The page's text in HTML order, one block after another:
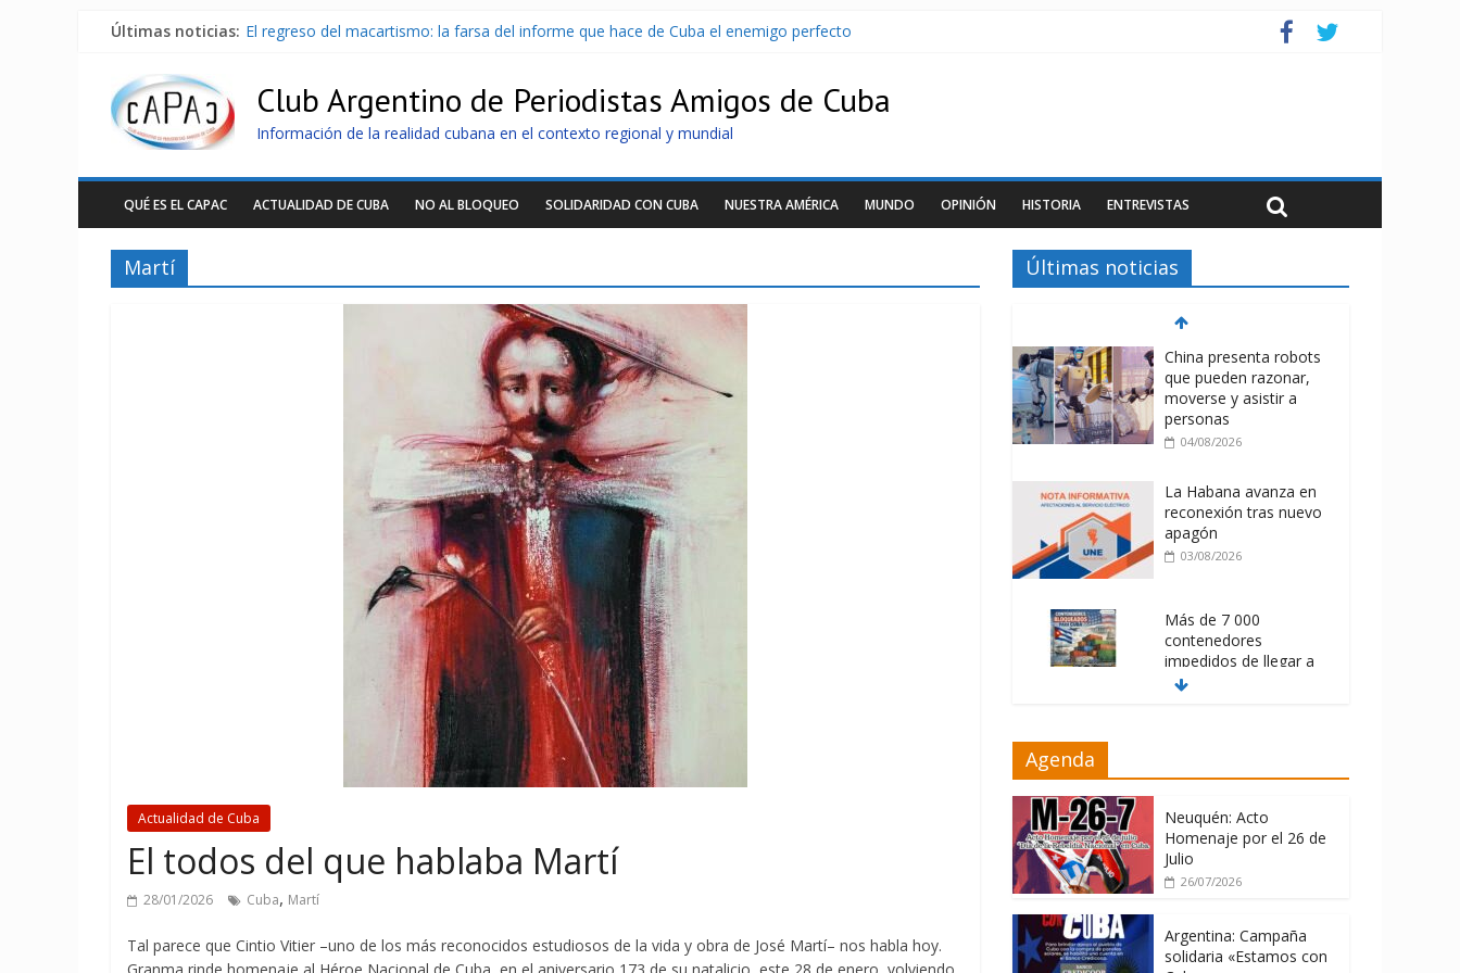
Últimas noticias: El regreso del macartismo: la farsa del informe que hace de Cuba el enemigo perfecto
La Habana avanza en reconexión tras nuevo apagón
Más de 7 000 contenedores impedidos de llegar a Cuba
Club Argentino de Periodistas Amigos de Cuba
Información de la realidad cubana en el contexto regional y mundial
QUÉ ES EL CAPAC ACTUALIDAD DE CUBA NO AL BLOQUEO SOLIDARIDAD CON CUBA NUESTRA AMÉRICA MUNDO OPINIÓN HISTORIA ENTREVISTAS
Martí
Actualidad de Cuba
El todos del que hablaba Martí
28/01/2026 Cuba, Martí
Tal parece que Cintio Vitier –uno de los más reconocidos estudiosos de la vida y obra de José Martí– nos habla hoy.
Últimas noticias
China presenta robots
que pueden razonar,
moverse y asistir a
personas
04/08/2026
La Habana avanza en
reconexión tras nuevo
apagón
03/08/2026
Más de 7 000
contenedores
impedidos de llegar a
Cuba
memorándum con
04/08/2026
Agenda
Neuquén: Acto
Homenaje por el 26 de
Julio
26/07/2026
Argentina: Campaña
solidaria «Estamos con